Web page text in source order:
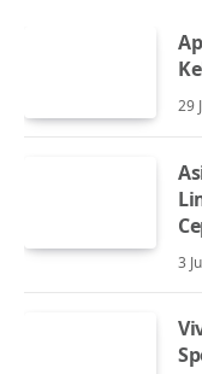
29
3